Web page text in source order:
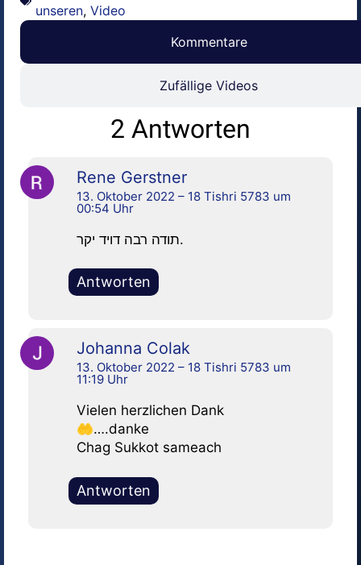
unseren, Video
Kommentare
Zufällige Videos
2 Antworten
Rene Gerstner
13. Oktober 2022 – 18 Tishri 5783 um
00:54 Uhr
תודה רבה דויד יקר.
Antworten
Johanna Colak
13. Oktober 2022 – 18 Tishri 5783 um
11:19 Uhr
Vielen herzlichen Dank
🤲….danke
Chag Sukkot sameach
Antworten